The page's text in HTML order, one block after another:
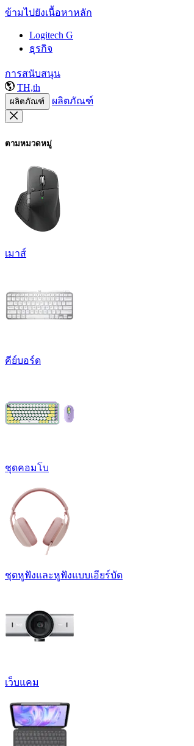
ข้ามไปยังเนื้อหาหลัก
Logitech G
ธุรกิจ
การสนับสนุน
TH,th
ผลิตภัณฑ์ ผลิตภัณฑ์
ตามหมวดหมู่
เมาส์
คีย์บอร์ด
ชุดคอมโบ
ชุดหูฟังและหูฟังแบบเอียร์บัด
เว็บแคม